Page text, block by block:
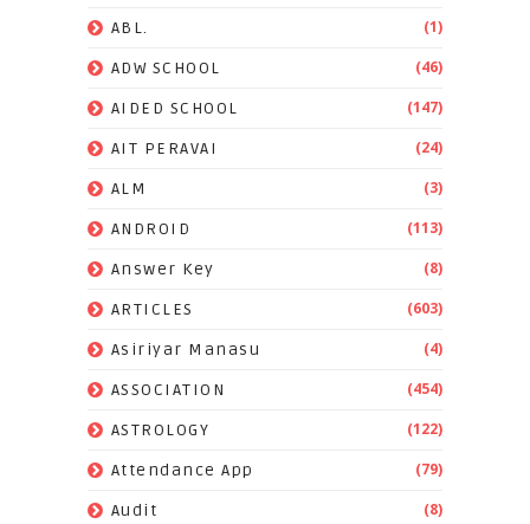
ABL. (1)
ADW SCHOOL (46)
AIDED SCHOOL (147)
AIT PERAVAI (24)
ALM (3)
ANDROID (113)
Answer Key (8)
ARTICLES (603)
Asiriyar Manasu (4)
ASSOCIATION (454)
ASTROLOGY (122)
Attendance App (79)
Audit (8)